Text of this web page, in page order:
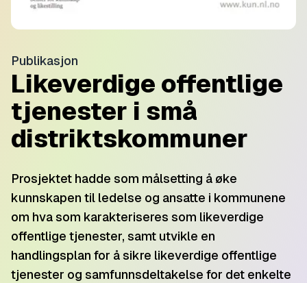
Publikasjon
Likeverdige offentlige
tjenester i små
distriktskommuner
Prosjektet hadde som målsetting å øke
kunnskapen til ledelse og ansatte i kommunene
om hva som karakteriseres som likeverdige
offentlige tjenester, samt utvikle en
handlingsplan for å sikre likeverdige offentlige
tjenester og samfunnsdeltakelse for det enkelte